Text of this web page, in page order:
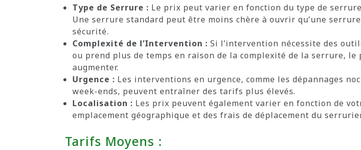
Type de Serrure : Le prix peut varier en fonction du type de
Une serrure standard peut être moins chère à ouvrir qu’une
sécurité.
Complexité de l’Intervention : Si l’intervention nécessite des
ou prend plus de temps en raison de la complexité de la serrure, le
augmenter.
Urgence : Les interventions en urgence, comme les dépannages
week-ends, peuvent entraîner des tarifs plus élevés.
Localisation : Les prix peuvent également varier en fonction de
emplacement géographique et des frais de déplacement du
Tarifs Moyens :